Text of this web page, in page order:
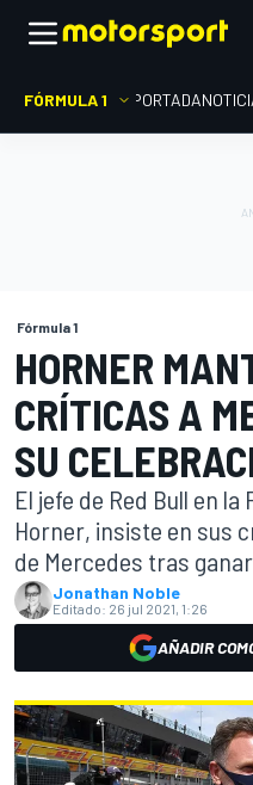
FÓRMULA 1 PORTADA
Fórmula 1
HORNER
CRÍTICAS A
SU
El jefe de Red Bull en la
Horner, insiste en sus
de Mercedes tras
Jonathan Noble
Editado: 26 jul 2021, 1:26
AÑADIR